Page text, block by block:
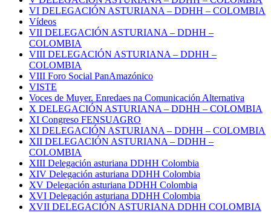
VI DELEGACIÓN ASTURIANA – DDHH – COLOMBIA
Vídeos
VII DELEGACIÓN ASTURIANA – DDHH –
COLOMBIA
VIII DELEGACIÓN ASTURIANA – DDHH –
COLOMBIA
VIII Foro Social PanAmazónico
VISTE
Voces de Muyer. Enredaes na Comunicación Alternativa
X DELEGACIÓN ASTURIANA – DDHH – COLOMBIA
XI Congreso FENSUAGRO
XI DELEGACIÓN ASTURIANA – DDHH – COLOMBIA
XII DELEGACIÓN ASTURIANA – DDHH –
COLOMBIA
XIII Delegación asturiana DDHH Colombia
XIV Delegación asturiana DDHH Colombia
XV Delegación asturiana DDHH Colombia
XVI Delegación asturiana DDHH Colombia
XVII DELEGACIÓN ASTURIANA DDHH COLOMBIA